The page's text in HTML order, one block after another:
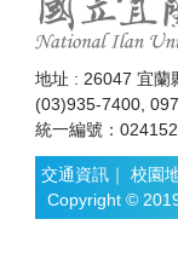
地址 : 26047 宜蘭
(03)935-7400,
統一編號：
交通資訊 ｜ 校園
Copyright ©